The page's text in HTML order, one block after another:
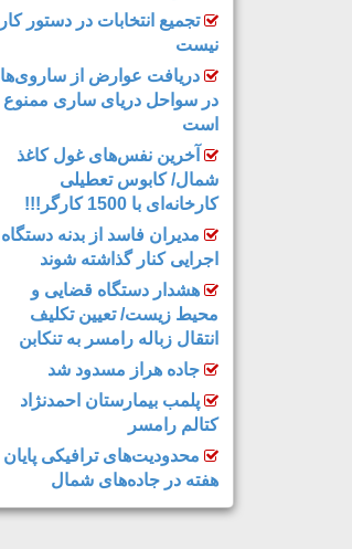
تجمیع انتخابات در دستور کار
نیست
دریافت عوارض از ساروی‌ها
در سواحل دریای ساری ممنوع
است
آخرین نفس‌های غول کاغذ
شمال‌/ ‌کابوس تعطیلی
کارخانه‌ای با 1500 کارگر!!!
مدیران فاسد از بدنه دستگاه
اجرایی کنار گذاشته شوند
هشدار دستگاه قضایی و
محیط زیست/ تعیین تکلیف
انتقال زباله رامسر به تنکابن
جاده هراز مسدود شد
پلمب بیمارستان احمدنژاد
کتالم رامسر
محدودیت‌های ترافیکی پایان
هفته در جاده‌های شمال